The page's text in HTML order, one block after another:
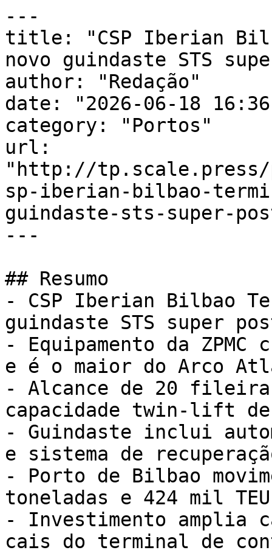
---
title: "CSP Iberian
novo guindaste STS
author: "Redação"
date: "2026-06-18
category: "Portos"
url:
"http://tp.scale.press/
sp-iberian-bilbao-
guindaste-sts-super-
---
## Resumo
- CSP Iberian Bilbao
guindaste STS super
- Equipamento da
e é o maior do Arco
- Alcance de 20
capacidade twin-lift
- Guindaste inclui
e sistema de
- Porto de Bilbao
toneladas e 424 mil
- Investimento amplia
cais do terminal de